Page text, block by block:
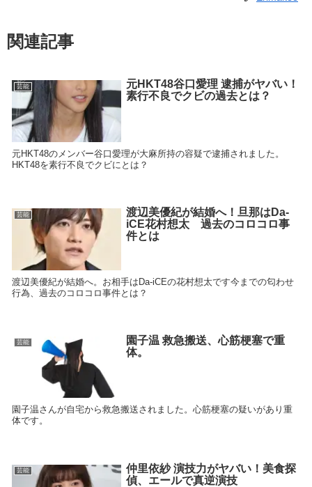
関連記事
芸能
元HKT48谷口愛理 逮捕がヤバい！
素行不良でクビの過去とは？
元HKT48のメンバー谷口愛理が大麻所持の容疑で逮捕されました。
HKT48を素行不良でクビにとは？
芸能
渡辺美優紀が結婚へ！旦那はDa-
iCE花村想太 過去のコロコロ事
件とは
渡辺美優紀が結婚へ。お相手はDa-iCEの花村想太です今までの匂わせ
行為、過去のコロコロ事件とは？
芸能
園子温 救急搬送、心筋梗塞で重
体。
園子温さんが自宅から救急搬送されました。心筋梗塞の疑いがあり重
体です。
芸能
仲里依紗 演技力がヤバい！美食探
偵、エールで真逆演技